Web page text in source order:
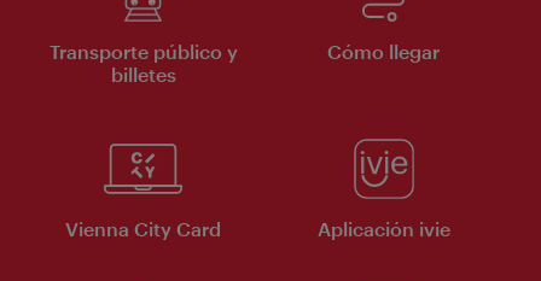
Transporte público y
billetes
Cómo llegar
Vienna City Card Aplicación ivie